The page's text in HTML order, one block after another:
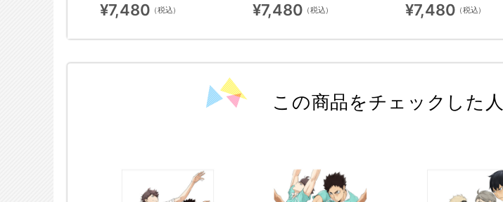
¥7,480 （税込） ¥7,480 （税込） ¥7,480 （税込）
この商品をチェックした